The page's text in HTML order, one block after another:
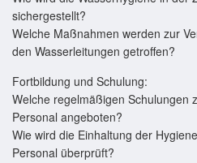
sichergestellt?
Welche Maßnahmen werden zur
den Wasserleitungen getroffen?
Fortbildung und Schulung:
Welche regelmäßigen Schulungen
Personal angeboten?
Wie wird die Einhaltung der
Personal überprüft?